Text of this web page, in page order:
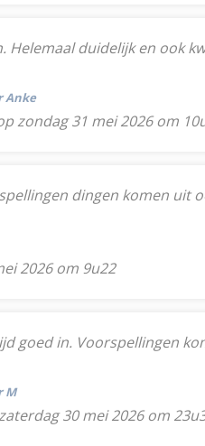
Helemaal duidelijk en ook
Anke
zondag 31 mei 2026 om
dingen komen uit
2026 om 9u22
goed in. Voorspellingen
M
30 mei 2026 om